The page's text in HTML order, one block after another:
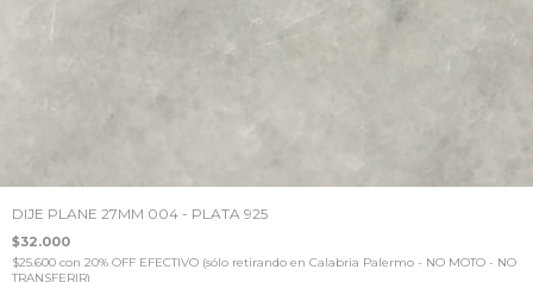
DIJE PLANE 27MM 004 - PLATA 925
$32.000
$25.600 con 20% OFF EFECTIVO (sólo retirando en Calabria Palermo - NO MOTO - NO
TRANSFERIR)